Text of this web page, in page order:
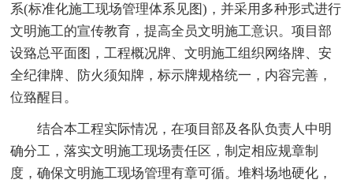
系(标准化施工现场管理体系见图)，并采用多种形式进行
文明施工的宣传教育，提高全员文明施工意识。项目部
设臵总平面图，工程概况牌、文明施工组织网络牌、安
全纪律牌、防火须知牌，标示牌规格统一，内容完善，
位臵醒目。
结合本工程实际情况，在项目部及各队负责人中明
确分工，落实文明施工现场责任区，制定相应规章制
度，确保文明施工现场管理有章可循。堆料场地硬化，